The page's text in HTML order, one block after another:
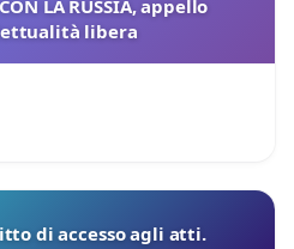
LA RUSSIA, appello
libera
di accesso agli atti.